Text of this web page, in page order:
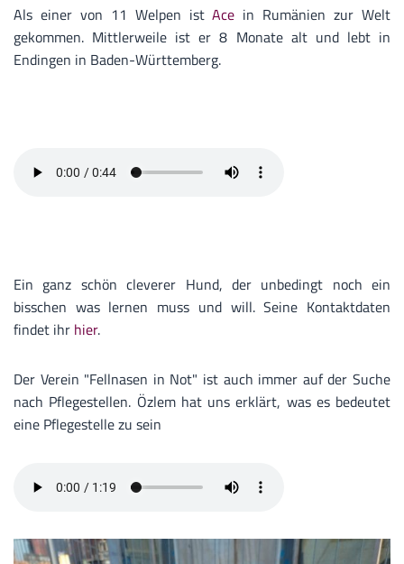
Als einer von 11 Welpen istAce in Rumänien zur Welt
gekommen. Mittlerweile ist er 8 Monate alt und lebt in
Endingen in Baden-Württemberg.
Ein ganz schön cleverer Hund, der unbedingt noch ein
bisschen was lernen muss und will. Seine Kontaktdaten
findet ihr hier.
Der Verein "Fellnasen in Not" ist auch immer auf der Suche
nach Pflegestellen. Özlem hat uns erklärt, was es bedeutet
eine Pflegestelle zu sein